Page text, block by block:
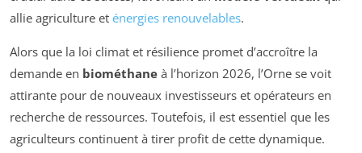
allie agriculture et énergies renouvelables.
Alors que la loi climat et résilience promet d’accroître la
demande en biométhane à l’horizon 2026, l’Orne se voit
attirante pour de nouveaux investisseurs et opérateurs en
recherche de ressources. Toutefois, il est essentiel que les
agriculteurs continuent à tirer profit de cette dynamique.